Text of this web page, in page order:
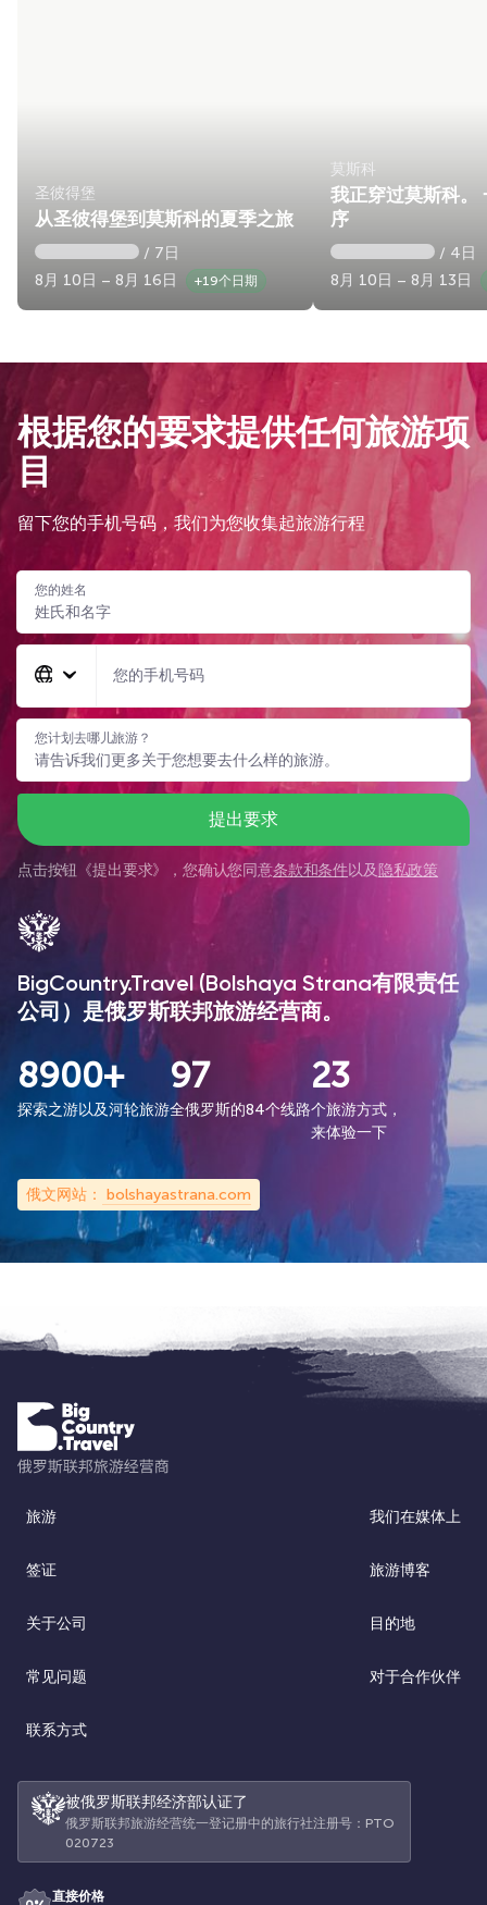
圣彼得堡
从圣彼得堡到莫斯科的夏季之旅
/ 7日
8月 10日 – 8月 16日
+19个日期
莫斯科
我正穿过莫斯科。
序
/ 4日
8月 10日 – 8月 13日
根据您的要求提供任何旅游项
目
留下您的手机号码，我们为您收集起旅游行程
您的姓名
您的手机号码
您计划去哪儿旅游？
提出要求
点击按钮《提出要求》，您确认您同意条款和条件以及 隐私政策
BigCountry.Travel (Bolshaya Strana有限责任
公司）是俄罗斯联邦旅游经营商。
8900+
探索之游以及河轮旅游
97
全俄罗斯的84个线路
23
个旅游方式，
来体验一下
俄文网站： bolshayastrana.com
旅游 我们在媒体上
签证 旅游博客
关于公司 目的地
常见问题 对于合作伙伴
联系方式
被俄罗斯联邦经济部认证了
俄罗斯联邦旅游经营统一登记册中的旅行社注册号：РТО
020723
直接价格